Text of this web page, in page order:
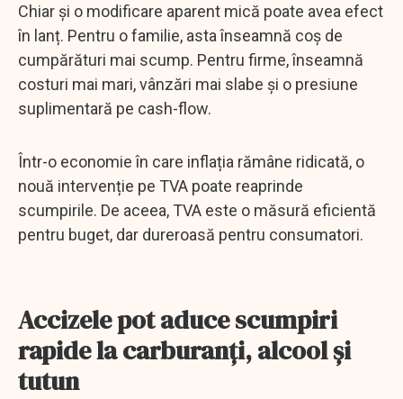
Chiar și o modificare aparent mică poate avea efect
în lanț. Pentru o familie, asta înseamnă coș de
cumpărături mai scump. Pentru firme, înseamnă
costuri mai mari, vânzări mai slabe și o presiune
suplimentară pe cash-flow.
Într-o economie în care inflația rămâne ridicată, o
nouă intervenție pe TVA poate reaprinde
scumpirile. De aceea, TVA este o măsură eficientă
pentru buget, dar dureroasă pentru consumatori.
Accizele pot aduce scumpiri
rapide la carburanți, alcool și
tutun